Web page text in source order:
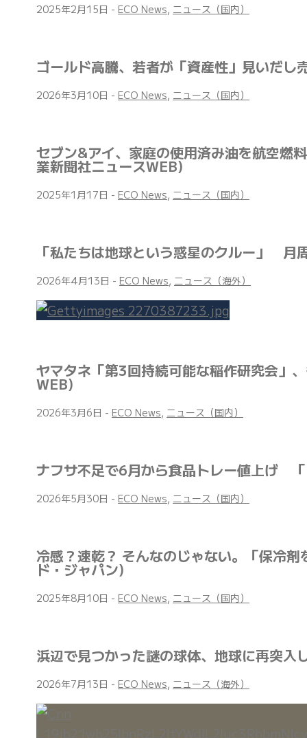
2025年2月15日 - ECO News, ニュース（国内）
ゴールド高騰、若者が「資産性」見いだ
2026年3月10日 - ECO News, ニュース（国内）
セブン&アイ、家庭の使用済み油を航空燃
業新聞社ニュースWEB)
2025年1月17日 - ECO News, ニュース（国内）
「私たちは地球という惑星のクルー」 月
2026年4月13日 - ECO News, ニュース（海外）
ヤマタネ「第3回持続可能な稲作研究会」
WEB)
2026年3月6日 - ECO News, ニュース（国内）
ナフサ不足で6月から食品トレー値上げ
2026年5月30日 - ECO News, ニュース（国内）
冷感？速乾？ そんなのじゃない。「保冷
ド・ジャパン)
2025年8月10日 - ECO News, ニュース（国内）
浜辺で見つかった謎の球体、地球に再突
2026年7月13日 - ECO News, ニュース（海外）